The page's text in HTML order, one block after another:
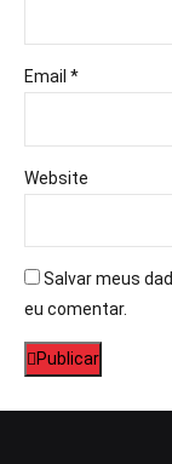
Email *
Website
Salvar meus
eu comentar.
Publicar